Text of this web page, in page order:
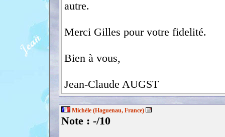
autre.
Merci Gilles pour votre fidelité.
Bien à vous,
Jean-Claude AUGST
Michèle (Haguenau, France)
Note : -/10